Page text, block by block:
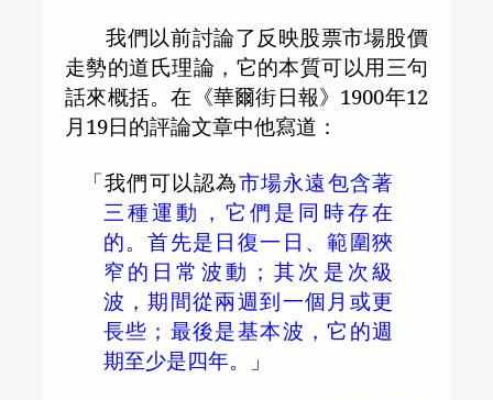
我們以前討論了反映股票市場股價
走勢的道氏理論，它的本質可以用三句
話來概括。在《華爾街日報》 1900年12
月 19日的評論文章中他寫道：
「我們可以認為市場永遠包含著
三種運動，它們是同時存在
的。首先是日復一日、範圍狹
窄的日常波動；其次是次級
波，期間從兩週到一個月或更
長些；最後是基本波，它的週
期至少是四年。
」